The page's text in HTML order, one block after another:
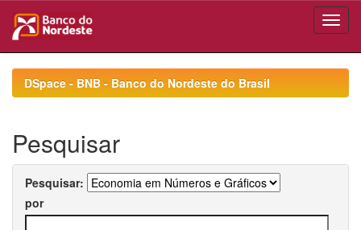
navigationDSpace - BNB - Banco do Nordeste do Brasil
Pesquisar
Pesquisar:
por